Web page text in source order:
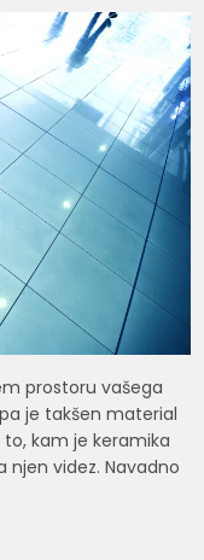
prostoru vašega
je takšen material
kam je keramika
videz. Navadno